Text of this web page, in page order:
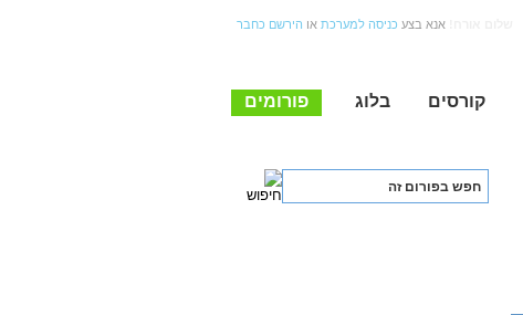
אנא בצע כניסה למערכת או הירשם כחבר
פורומים בלוג קורסים